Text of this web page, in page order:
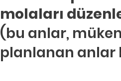
molaları
(bu anlar,
planlanan anlar